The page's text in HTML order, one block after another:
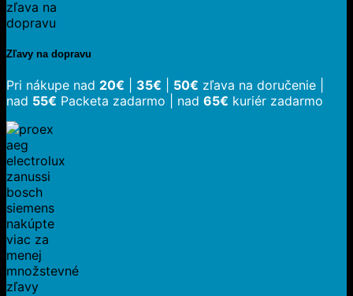
Zľavy na dopravu
Pri nákupe nad 20€ 35€ 50€ zľava na doručenie |
nad 55€ Packeta zadarmo | nad 65€ kuriér zadarmo